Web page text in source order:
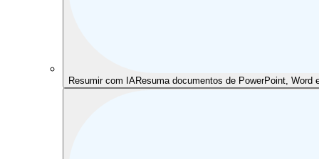
Resumir com IAResuma documentos de PowerPoint,